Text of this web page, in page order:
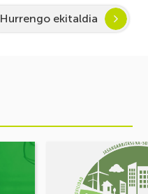
Hurrengo ekitaldia
MUGIKORTASUN